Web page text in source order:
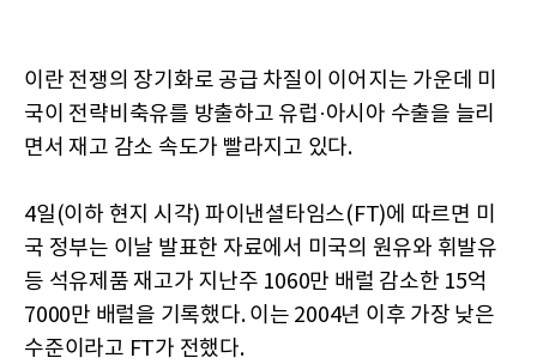
이란 전쟁의 장기화로 공급 차질이 이어지는 가운데 미
국이 전략비축유를 방출하고 유럽·아시아 수출을 늘리
면서 재고 감소 속도가 빨라지고 있다.
4일(이하 현지 시각) 파이낸셜타임스(FT)에 따르면 미
국 정부는 이날 발표한 자료에서 미국의 원유와 휘발유
등 석유제품 재고가 지난주 1060만 배럴 감소한 15억
7000만 배럴을 기록했다. 이는 2004년 이후 가장 낮은
수준이라고 FT가 전했다.